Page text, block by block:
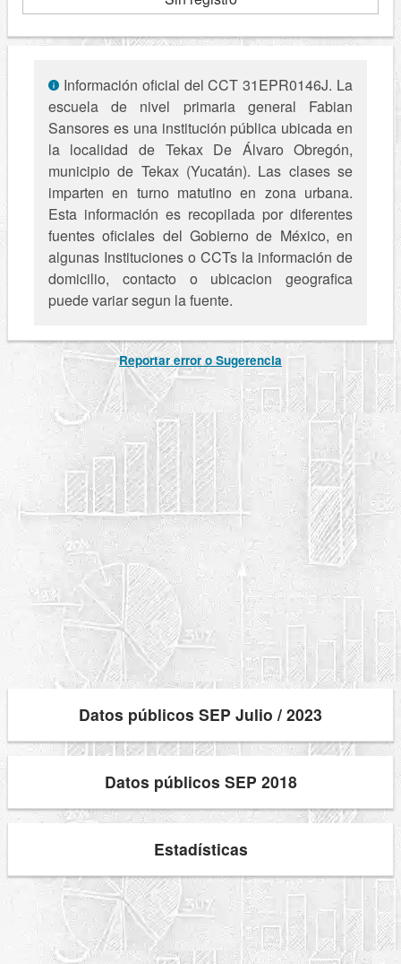
Información oficial del CCT 31EPR0146J. La
escuela de nivel primaria general Fabian
Sansores es una institución pública ubicada en
la localidad de Tekax De Álvaro Obregón,
municipio de Tekax (Yucatán). Las clases se
imparten en turno matutino en zona urbana.
Esta información es recopilada por diferentes
fuentes oficiales del Gobierno de México, en
algunas Instituciones o CCTs la información de
domicilio, contacto o ubicacion geografica
puede variar segun la fuente.
Reportar error o Sugerencia
Datos públicos SEP Julio / 2023
Datos públicos SEP 2018
Estadísticas